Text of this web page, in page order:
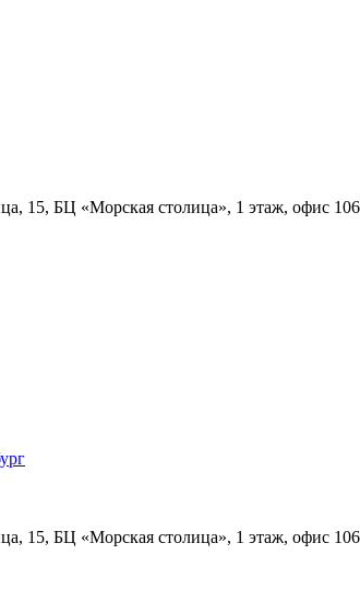
15, БЦ «Морская столица», 1 этаж, офис 106
15, БЦ «Морская столица», 1 этаж, офис 106